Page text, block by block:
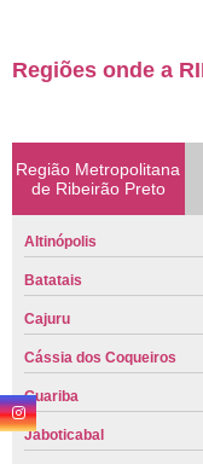
Regiões onde a
Região Metropolitana
de Ribeirão Preto
Altinópolis
Batatais
Cajuru
Cássia dos Coqueiros
Guariba
Jaboticabal